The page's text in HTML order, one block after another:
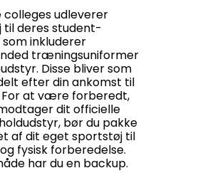
colleges udleverer
deres student-
inkluderer
træningsuniformer
Disse bliver som
efter din ankomst til
For at være forberedt,
dit officielle
bør du pakke
af dit eget sportstøj til
fysisk forberedelse.
har du en backup.